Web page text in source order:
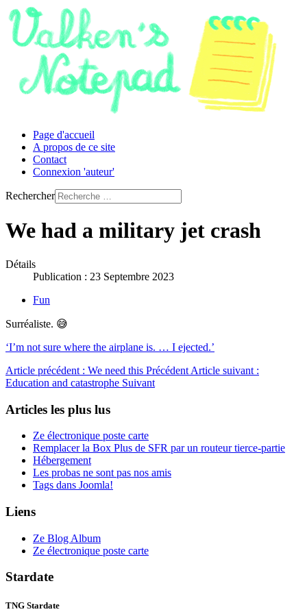
Page d'accueil
A propos de ce site
Contact
Connexion 'auteur'
Rechercher
We had a military jet crash
Détails
Publication : 23 Septembre 2023
Fun
Surréaliste. 😅
‘I’m not sure where the airplane is. … I ejected.’
Article précédent : We need this Précédent Article suivant :
Education and catastrophe Suivant
Articles les plus lus
Ze électronique poste carte
Remplacer la Box Plus de SFR par un routeur tierce-partie
Hébergement
Les probas ne sont pas nos amis
Tags dans Joomla!
Liens
Ze Blog Album
Ze électronique poste carte
Stardate
TNG Stardate